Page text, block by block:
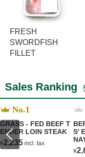
FRESH
SWORDFISH
FILLET
Sales Ranking
No.1
GRASS - FED BEEF T
ENDER LOIN STEAK
¥2,235 incl. tax
S'
¥